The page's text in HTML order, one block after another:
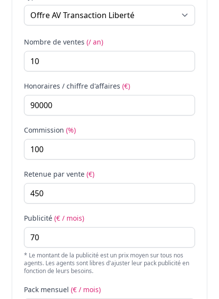
Nombre de ventes (/ an)
Honoraires / chiffre d'affaires (€)
Commission (%)
Retenue par vente (€)
Publicité (€ / mois)
* Le montant de la publicité est un prix moyen sur tous nos
agents. Les agents sont libres d'ajuster leur pack publicité en
fonction de leurs besoins.
Pack mensuel (€ / mois)